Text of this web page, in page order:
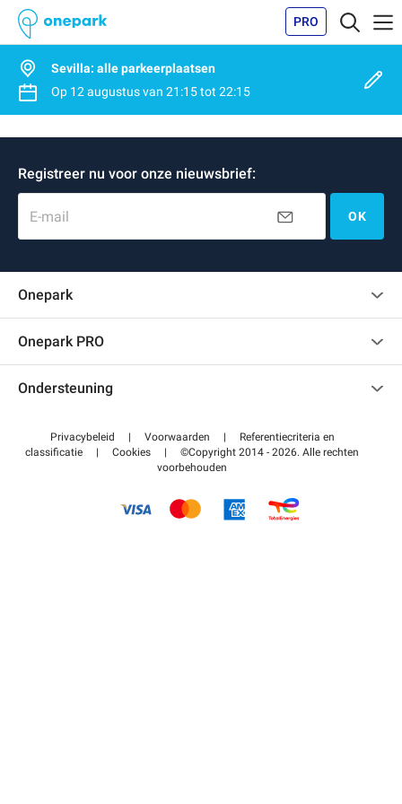
PRO
Sevilla: alle parkeerplaatsen
Op 12 augustusvan 21:15tot 22:15
Registreer nu voor onze nieuwsbrief:
E-mail OK
Onepark
Onepark PRO
Word partner van Onepark
Ondersteuning
Helpcentrum
Betalen voor parkeren FLOW
Privacybeleid | Voorwaarden |
Referentiecriteria en
classificatie
| Cookies |
©Copyright 2014 - 2026. Alle rechten
voorbehouden